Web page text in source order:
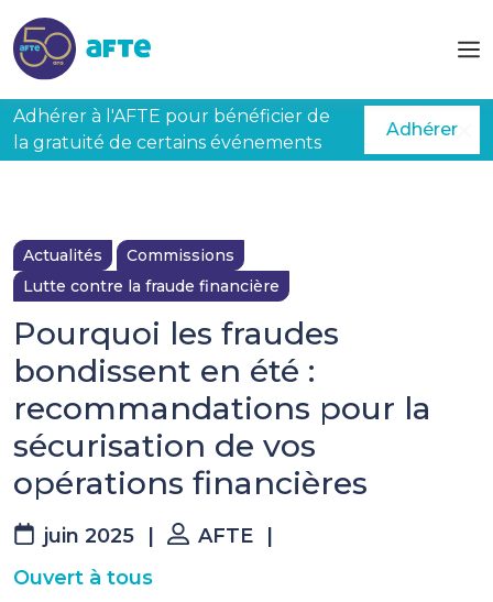
Adhérer à l'AFTE pour bénéficier de
la gratuité de certains événements
Adhérer
Actualités
Commissions
Lutte contre la fraude financière
Pourquoi les fraudes
bondissent en été :
recommandations pour la
sécurisation de vos
opérations financières
juin 2025 AFTE
Ouvert à tous